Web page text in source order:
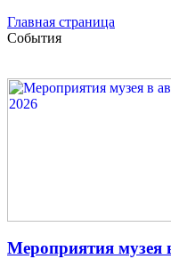
Главная страница
События
Мероприятия музея